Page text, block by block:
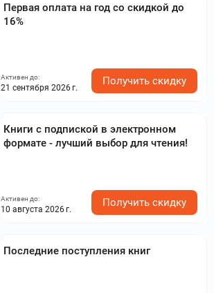
Первая оплата на год со скидкой до
16%
Активен до:
21 сентября 2026 г.
Получить скидку
Книги с подпиской в электронном
формате - лучший выбор для чтения!
Активен до:
10 августа 2026 г.
Получить скидку
Последние поступления книг